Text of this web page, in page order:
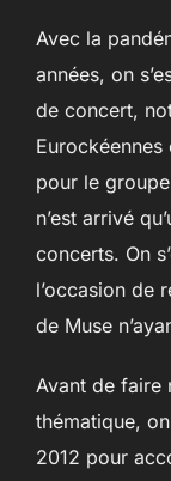
Avec la
années, on
de concert,
pour le
n’est arrivé
concerts. On
l’occasion de
de Muse
Avant de faire
thématique,
2012 pour